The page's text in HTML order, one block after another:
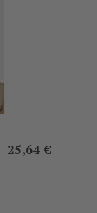
Prezzo
25,64 €